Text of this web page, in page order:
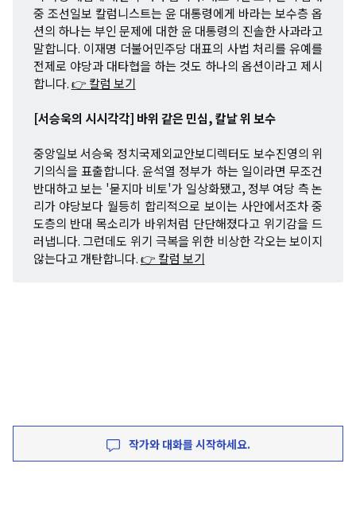
중 조선일보 칼럼니스트는 윤 대통령에게 바라는 보수층 옵
션의 하나는 부인 문제에 대한 윤 대통령의 진솔한 사과라고
말합니다. 이재명 더불어민주당 대표의 사법 처리를 유예를
전제로 야당과 대타협을 하는 것도 하나의 옵션이라고 제시
합니다.👉 칼럼 보기
[서승욱의 시시각각] 바위 같은 민심, 칼날 위 보수
중앙일보 서승욱 정치국제외교안보디렉터도 보수진영의 위
기의식을 표출합니다. 윤석열 정부가 하는 일이라면 무조건
반대하고 보는 '묻지마 비토'가 일상화됐고, 정부 여당 측 논
리가 야당보다 월등히 합리적으로 보이는 사안에서조차 중
도층의 반대 목소리가 바위처럼 단단해졌다고 위기감을 드
러냅니다. 그런데도 위기 극복을 위한 비상한 각오는 보이지
않는다고 개탄합니다.👉 칼럼 보기
작가와 대화를 시작하세요.